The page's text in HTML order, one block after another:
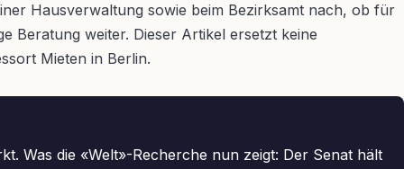
Hausverwaltung sowie beim Bezirksamt nach, ob für
Beratung weiter. Dieser Artikel ersetzt keine
Mieten in Berlin.
Was die «Welt»-Recherche nun zeigt: Der Senat hält